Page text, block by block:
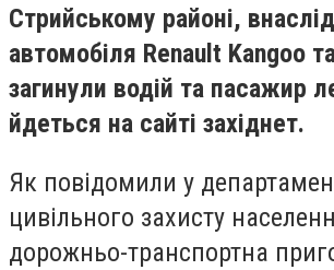
Стрийському районі,
автомобіля Renault Kangoo
загинули водій та пасажир
йдеться на сайті західнет.
Як повідомили у
цивільного захисту
дорожньо-транспортна